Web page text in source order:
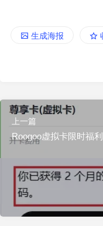
生成海报
上一篇
Roogoo虚拟卡限时福